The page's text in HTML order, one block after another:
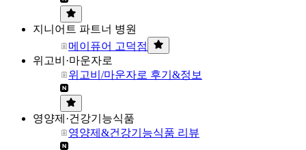
지니어트 파트너 병원
메이퓨어 고덕점
위고비·마운자로
위고비/마운자로 후기&정보
영양제·건강기능식품
영양제&건강기능식품 리뷰